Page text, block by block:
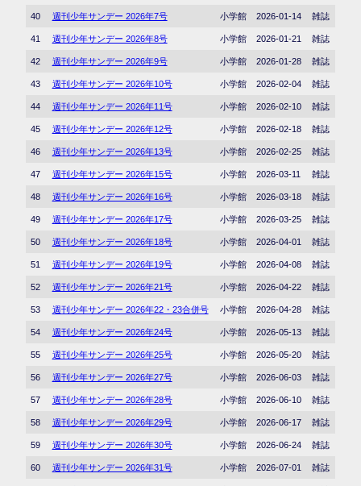
40 週刊少年サンデー 2026年7号 小学館 2026-01-14 雑誌
41 週刊少年サンデー 2026年8号 小学館 2026-01-21 雑誌
42 週刊少年サンデー 2026年9号 小学館 2026-01-28 雑誌
43 週刊少年サンデー 2026年10号 小学館 2026-02-04 雑誌
44 週刊少年サンデー 2026年11号 小学館 2026-02-10 雑誌
45 週刊少年サンデー 2026年12号 小学館 2026-02-18 雑誌
46 週刊少年サンデー 2026年13号 小学館 2026-02-25 雑誌
47 週刊少年サンデー 2026年15号 小学館 2026-03-11 雑誌
48 週刊少年サンデー 2026年16号 小学館 2026-03-18 雑誌
49 週刊少年サンデー 2026年17号 小学館 2026-03-25 雑誌
50 週刊少年サンデー 2026年18号 小学館 2026-04-01 雑誌
51 週刊少年サンデー 2026年19号 小学館 2026-04-08 雑誌
52 週刊少年サンデー 2026年21号 小学館 2026-04-22 雑誌
53 週刊少年サンデー 2026年22・23合併号 小学館 2026-04-28 雑誌
54 週刊少年サンデー 2026年24号 小学館 2026-05-13 雑誌
55 週刊少年サンデー 2026年25号 小学館 2026-05-20 雑誌
56 週刊少年サンデー 2026年27号 小学館 2026-06-03 雑誌
57 週刊少年サンデー 2026年28号 小学館 2026-06-10 雑誌
58 週刊少年サンデー 2026年29号 小学館 2026-06-17 雑誌
59 週刊少年サンデー 2026年30号 小学館 2026-06-24 雑誌
60 週刊少年サンデー 2026年31号 小学館 2026-07-01 雑誌